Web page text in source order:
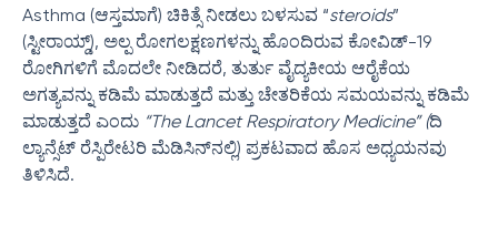
Asthma (ಆಸ್ತಮಾಗೆ) ಚಿಕಿತ್ಸೆ ನೀಡಲು ಬಳಸುವ “steroids”
(ಸ್ಟೀರಾಯ್ಡ್), ಅಲ್ಪ ರೋಗಲಕ್ಷಣಗಳನ್ನು ಹೊಂದಿರುವ ಕೋವಿಡ್-19
ರೋಗಿಗಳಿಗೆ ಮೊದಲೇ ನೀಡಿದರೆ, ತುರ್ತು ವೈದ್ಯಕೀಯ ಆರೈಕೆಯ
ಅಗತ್ಯವನ್ನು ಕಡಿಮೆ ಮಾಡುತ್ತದೆ ಮತ್ತು ಚೇತರಿಕೆಯ ಸಮಯವನ್ನು ಕಡಿಮೆ
ಮಾಡುತ್ತದೆ ಎಂದು “The Lancet Respiratory Medicine” (ದಿ
ಲ್ಯಾನ್ಸೆಟ್ ರೆಸ್ಪಿರೇಟರಿ ಮೆಡಿಸಿನ್‌ನಲ್ಲಿ) ಪ್ರಕಟವಾದ ಹೊಸ ಅಧ್ಯಯನವು
ತಿಳಿಸಿದೆ.